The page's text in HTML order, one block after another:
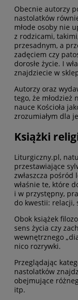
Obecnie autorzy
nastolatków
młode osoby nie
z rodzicami,
przesadnym, a
zadęciem czy
dorosłe życie. I
znajdziecie w
Autorzy oraz
tego, że
nauce Kościoła
zrozumiałym dla
Książki
Liturgiczny.pl,
przestawiające
zwłaszcza
właśnie te, które
i w przystępny,
do kwestii: relacji,
Obok książek
sens życia czy
wewnętrznego
nico rozrywki.
Przeglądając
nastolatków
obejmujące
itp.